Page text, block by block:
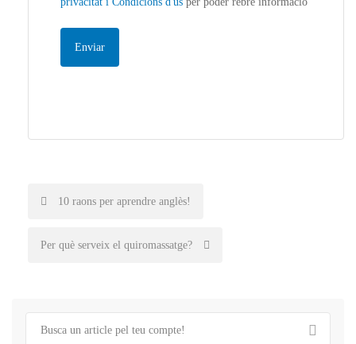
Post
navigation
10 raons per aprendre anglès!
Per què serveix el quiromassatge?